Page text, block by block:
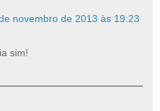
novembro de 2013 às 19:23
sim!